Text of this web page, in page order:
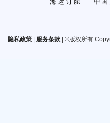
海运订舱 中
隐私政策| 服务条款| ©版权所有